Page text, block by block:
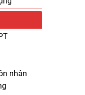
nhân